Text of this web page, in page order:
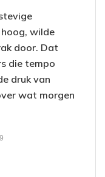
wilde
door. Dat
die tempo
druk van
wat morgen